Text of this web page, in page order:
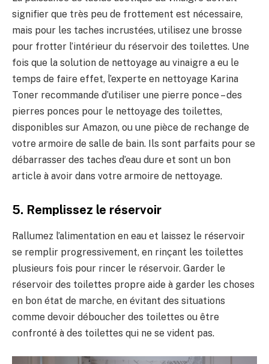
signifier que très peu de frottement est nécessaire,
mais pour les taches incrustées, utilisez une brosse
pour frotter l’intérieur du réservoir des toilettes. Une
fois que la solution de nettoyage au vinaigre a eu le
temps de faire effet, l’experte en nettoyage Karina
Toner recommande d’utiliser une pierre ponce – des
pierres ponces pour le nettoyage des toilettes,
disponibles sur Amazon, ou une pièce de rechange de
votre armoire de salle de bain. Ils sont parfaits pour se
débarrasser des taches d’eau dure et sont un bon
article à avoir dans votre armoire de nettoyage.
5. Remplissez le réservoir
Rallumez l’alimentation en eau et laissez le réservoir
se remplir progressivement, en rinçant les toilettes
plusieurs fois pour rincer le réservoir. Garder le
réservoir des toilettes propre aide à garder les choses
en bon état de marche, en évitant des situations
comme devoir déboucher des toilettes ou être
confronté à des toilettes qui ne se vident pas.